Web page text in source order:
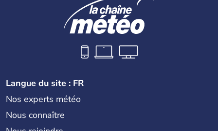
Langue du site : FR
Nos experts météo
Nous connaître